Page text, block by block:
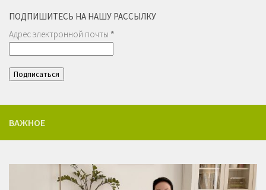
ПОДПИШИТЕСЬ НА НАШУ РАССЫЛКУ
Адрес электронной почты *
ВАЖНОЕ